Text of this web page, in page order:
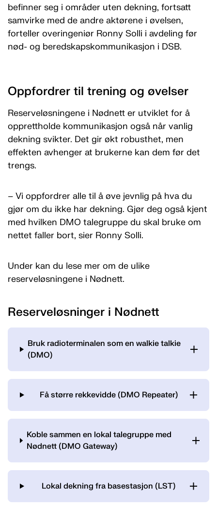
befinner seg i områder uten dekning, fortsatt
samvirke med de andre aktørene i øvelsen,
forteller overingeniør Ronny Solli i avdeling før
nød- og beredskapskommunikasjon i DSB.
Oppfordrer til trening og øvelser
Reserveløsningene i Nødnett er utviklet for å
opprettholde kommunikasjon også når vanlig
dekning svikter. Det gir økt robusthet, men
effekten avhenger at brukerne kan dem før det
trengs.
– Vi oppfordrer alle til å øve jevnlig på hva du
gjør om du ikke har dekning. Gjør deg også kjent
med hvilken DMO talegruppe du skal bruke om
nettet faller bort, sier Ronny Solli.
Under kan du lese mer om de ulike
reserveløsningene i Nødnett.
Reserveløsninger i Nødnett
Bruk radioterminalen som en walkie talkie
(DMO)
Få større rekkevidde (DMO Repeater)
Koble sammen en lokal talegruppe med
Nødnett (DMO Gateway)
Lokal dekning fra basestasjon (LST)